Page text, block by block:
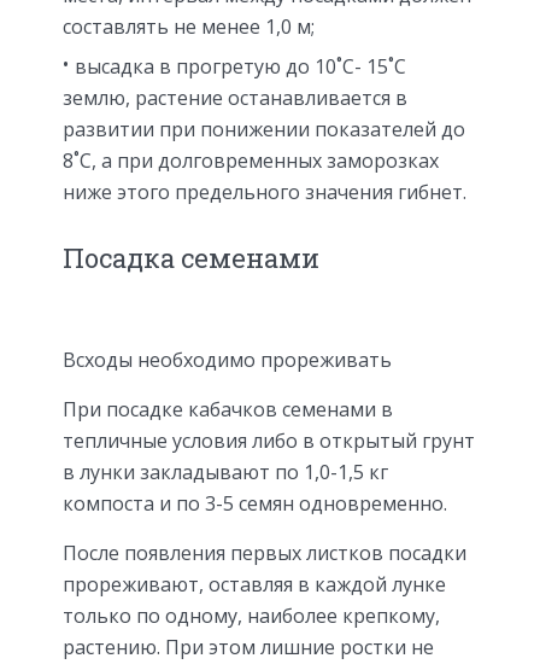
составлять не менее 1,0 м;
высадка в прогретую до 10˚С- 15˚С
землю, растение останавливается в
развитии при понижении показателей до
8˚С, а при долговременных заморозках
ниже этого предельного значения гибнет.
Посадка семенами
Всходы необходимо прореживать
При посадке кабачков семенами в
тепличные условия либо в открытый грунт
в лунки закладывают по 1,0-1,5 кг
компоста и по 3-5 семян одновременно.
После появления первых листков посадки
прореживают, оставляя в каждой лунке
только по одному, наиболее крепкому,
растению. При этом лишние ростки не